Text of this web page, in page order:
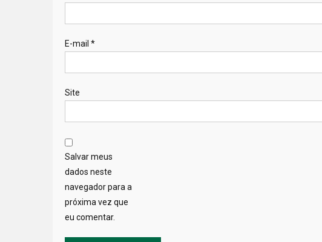
E-mail *
Site
Salvar meus
dados neste
navegador para a
próxima vez que
eu comentar.